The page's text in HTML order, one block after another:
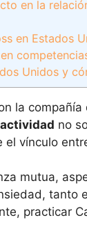
en la
en Estados
Unidos y
la
no
el vínculo
mutua,
tanto
practicar